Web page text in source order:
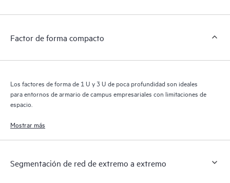
Factor de forma compacto
Los factores de forma de 1 U y 3 U de poca profundidad son ideales
para entornos de armario de campus empresariales con limitaciones de
espacio.
Mostrar más
Segmentación de red de extremo a extremo